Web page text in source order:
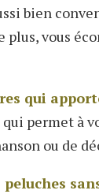
bien
vous
qui
permet à
ou de